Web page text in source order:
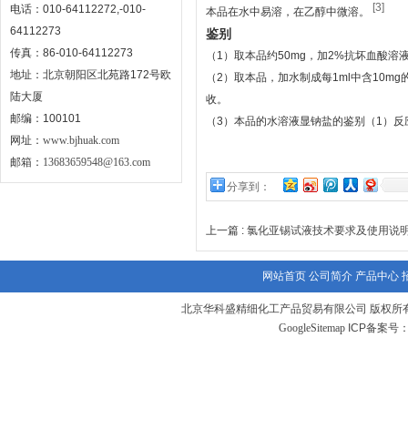
电话：010-64112272,-010-
64112273
传真：86-010-64112273
地址：北京朝阳区北苑路172号欧
陆大厦
邮编：100101
网址： www.bjhuak.com
邮箱： 13683659548@163.com
本品在水中易溶，在乙醇中微溶。 [3]
鉴别
（1）取本品约50mg，加2%抗坏血酸
（2）取本品，加水制成每1ml中含
收。
（3）本品的水溶液显钠盐的鉴别（1）
分享到：
上一篇 : 氯化亚锡试液技术要求及使用说
网站首页 公司简介 产品中心
北京华科盛精细化工产品贸易有限公司 版权所
GoogleSitemap ICP备案号